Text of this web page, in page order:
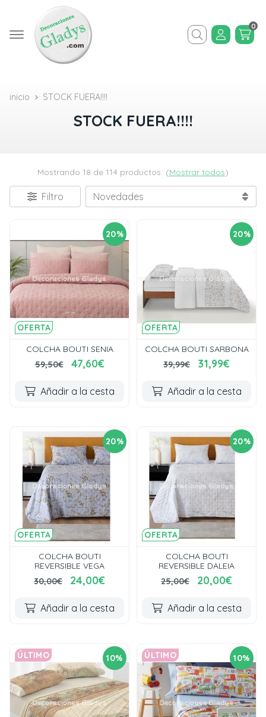
Buscar
0
inicio STOCK FUERA!!!!
STOCK FUERA!!!!
Mostrando 18 de 114 productos (Mostrar todos)
Filtro
20%
OFERTA
COLCHA BOUTI SENIA
59,50€
47,60€
Añadir a la cesta
20%
OFERTA
COLCHA BOUTI SARBONA
39,99€
31,99€
Añadir a la cesta
20%
OFERTA
COLCHA BOUTI
REVERSIBLE VEGA
30,00€
24,00€
Añadir a la cesta
20%
OFERTA
COLCHA BOUTI
REVERSIBLE DALEIA
25,00€
20,00€
Añadir a la cesta
10%
ÚLTIMO 10%
ÚLTIMO